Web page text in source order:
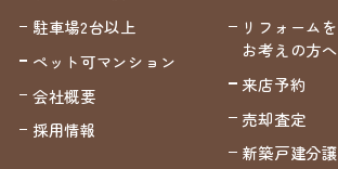
駐車場2台以上
ペット可マンション
会社概要
採用情報
リフォームを
お考えの方へ
来店予約
売却査定
新築戸建分譲